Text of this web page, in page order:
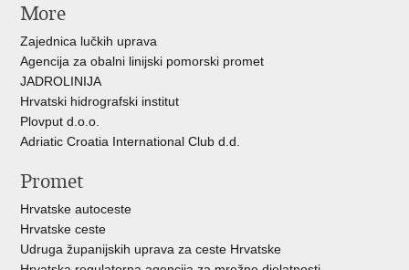
More
Zajednica lučkih uprava
Agencija za obalni linijski pomorski promet
JADROLINIJA
Hrvatski hidrografski institut
Plovput d.o.o.
Adriatic Croatia International Club d.d.
Promet
Hrvatske autoceste
Hrvatske ceste
Udruga županijskih uprava za ceste Hrvatske